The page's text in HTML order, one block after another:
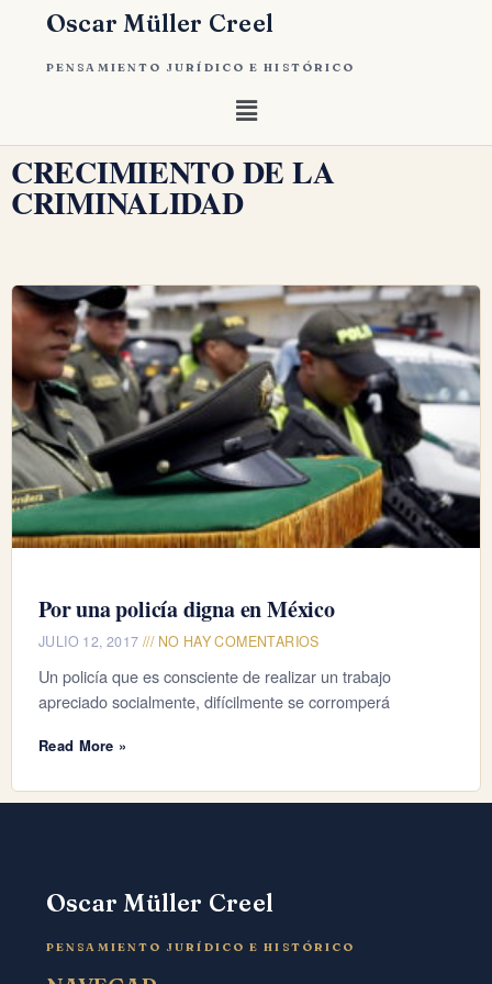
Oscar Müller Creel
PENSAMIENTO JURÍDICO E HISTÓRICO
CRECIMIENTO DE LA
CRIMINALIDAD
Por una policía digna en México
JULIO 12, 2017 NO HAY COMENTARIOS
Un policía que es consciente de realizar un trabajo
apreciado socialmente, difícilmente se corromperá
Read More »
Oscar Müller Creel
PENSAMIENTO JURÍDICO E HISTÓRICO